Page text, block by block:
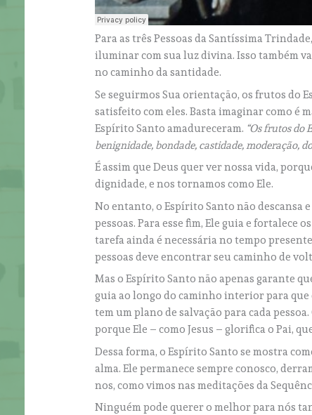
Para as três Pessoas da Santíssima
iluminar com sua luz divina. Isso também
no caminho da santidade.
Se seguirmos Sua orientação, os frutos do
satisfeito com eles. Basta imaginar como é
Espírito Santo amadureceram. “Os frutos do
benignidade, bondade, castidade, moderação,
É assim que Deus quer ver nossa vida,
dignidade, e nos tornamos como Ele.
No entanto, o Espírito Santo não descansa
pessoas. Para esse fim, Ele guia e fortalece
tarefa ainda é necessária no tempo
pessoas deve encontrar seu caminho de
Mas o Espírito Santo não apenas garante
guia ao longo do caminho interior para
tem um plano de salvação para cada
porque Ele – como Jesus – glorifica o Pai,
Dessa forma, o Espírito Santo se mostra
alma. Ele permanece sempre conosco,
nos, como vimos nas meditações da
Ninguém pode querer o melhor para nós